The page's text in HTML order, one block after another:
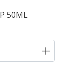
50ML
+